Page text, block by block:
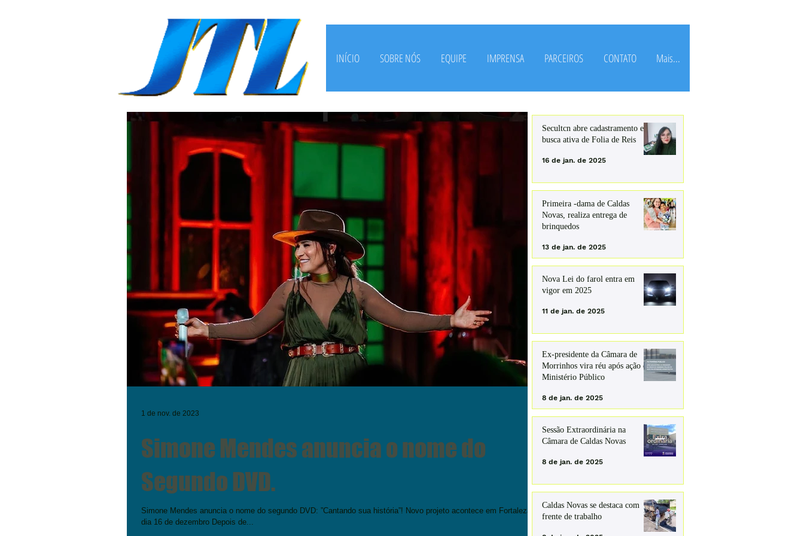
INÍCIO SOBRE NÓS EQUIPE IMPRENSA PARCEIROS CONTATO Mais...
Simone Mendes anuncia o nome do
Segundo DVD.
Simone Mendes anuncia o nome do segundo DVD: ”Cantando sua história”! Novo projeto acontece em Fortaleza,
dia 16 de dezembro Depois de...
1 de nov. de 2023
Secultcn abre cadastramento e
busca ativa de Folia de Reis
16 de jan. de 2025
Primeira -dama de Caldas
Novas, realiza entrega de
brinquedos
13 de jan. de 2025
Nova Lei do farol entra em
vigor em 2025
11 de jan. de 2025
Ex-presidente da Câmara de
Morrinhos vira réu após ação do
Ministério Público
8 de jan. de 2025
Sessão Extraordinária na
Câmara de Caldas Novas
8 de jan. de 2025
Caldas Novas se destaca com
frente de trabalho